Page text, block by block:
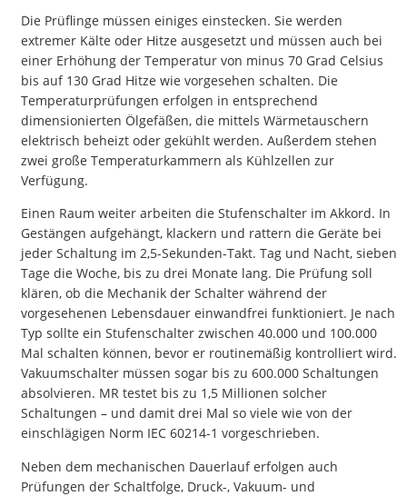
Die Prüflinge müssen einiges einstecken. Sie werden
extremer Kälte oder Hitze ausgesetzt und müssen auch bei
einer Erhöhung der Temperatur von minus 70 Grad Celsius
bis auf 130 Grad Hitze wie vorgesehen schalten. Die
Temperaturprüfungen erfolgen in entsprechend
dimensionierten Ölgefäßen, die mittels Wärmetauschern
elektrisch beheizt oder gekühlt werden. Außerdem stehen
zwei große Temperaturkammern als Kühlzellen zur
Verfügung.
Einen Raum weiter arbeiten die Stufenschalter im Akkord. In
Gestängen aufgehängt, klackern und rattern die Geräte bei
jeder Schaltung im 2,5-Sekunden-Takt. Tag und Nacht, sieben
Tage die Woche, bis zu drei Monate lang. Die Prüfung soll
klären, ob die Mechanik der Schalter während der
vorgesehenen Lebensdauer einwandfrei funktioniert. Je nach
Typ sollte ein Stufenschalter zwischen 40.000 und 100.000
Mal schalten können, bevor er routinemäßig kontrolliert wird.
Vakuumschalter müssen sogar bis zu 600.000 Schaltungen
absolvieren. MR testet bis zu 1,5 Millionen solcher
Schaltungen – und damit drei Mal so viele wie von der
einschlägigen Norm IEC 60214-1 vorgeschrieben.
Neben dem mechanischen Dauerlauf erfolgen auch
Prüfungen der Schaltfolge, Druck-, Vakuum- und